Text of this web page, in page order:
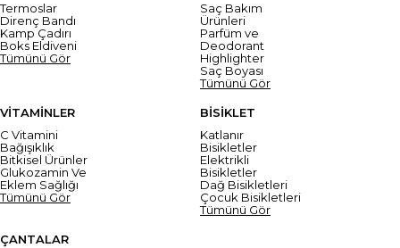
Termoslar
Direnç Bandı
Kamp Çadırı
Boks Eldiveni
Tümünü Gör
Saç Bakım
Ürünleri
Parfüm ve
Deodorant
Highlighter
Saç Boyası
Tümünü Gör
VİTAMİNLER
C Vitamini
Bağışıklık
Bitkisel Ürünler
Glukozamin Ve
Eklem Sağlığı
Tümünü Gör
BİSİKLET
Katlanır
Bisikletler
Elektrikli
Bisikletler
Dağ Bisikletleri
Çocuk Bisikletleri
Tümünü Gör
ÇANTALAR